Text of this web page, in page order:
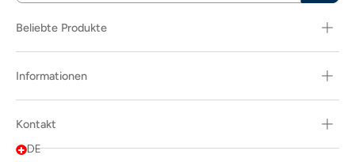
Beliebte Produkte
Informationen
Kontakt
DE